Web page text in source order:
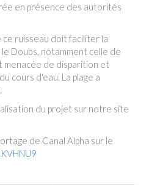
en présence des autorités
ce ruisseau doit faciliter la
Doubs, notamment celle de
menacée de disparition et
cours d'eau. La plage a
du projet sur notre site
de Canal Alpha sur le